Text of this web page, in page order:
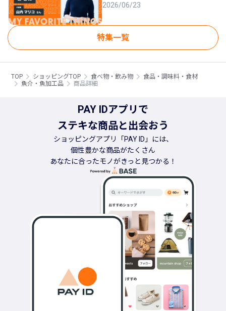
2026/06/23
特集一覧
TOP ショッピングTOP 食べ物・飲み物
食品・調味料・食材
魚介・魚加工品
商品詳細
PAY IDアプリで
ステキな商品と出会おう
ショッピングアプリ「PAY ID」には、
個性豊かな商品がたくさん
あなたに合ったモノがきっと見つかる！